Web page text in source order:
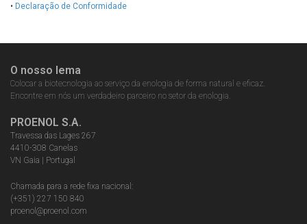
• Declaração de Conformidade
O nosso lema
Colocar a biotecnologia ao serviço da enologia de forma natural e eficaz.
Encontre em nós um verdadeiro parceiro no setor da enologia.
PROENOL S.A.
Travessa das Lages 267
4410-308 Canelas
VN Gaia | Portugal
Chamada para a rede fixa nacional:
(+351) 227 150 840
proenol@proenol.com